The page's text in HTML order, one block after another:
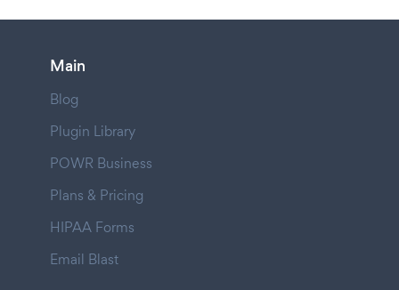
Main
Blog
Plugin Library
POWR Business
Plans & Pricing
HIPAA Forms
Email Blast